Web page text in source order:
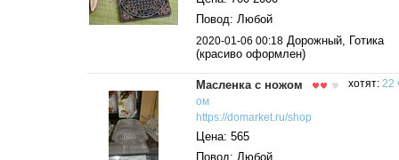
Повод: Любой
2020-01-06 00:18 Дорожный, Готика
(красиво оформлен)
Масленка с ножом хотят: 22
ом
https://domarket.ru/shop
Цена: 565
Повод: Любой